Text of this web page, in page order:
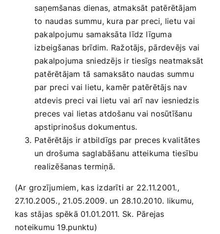
saņemšanas dienas, atmaksāt patērētājam
to naudas summu, kura par preci, lietu vai
pakalpojumu samaksāta līdz līguma
izbeigšanas brīdim. Ražotājs, pārdevējs vai
pakalpojuma sniedzējs ir tiesīgs neatmaksāt
patērētājam tā samaksāto naudas summu
par preci vai lietu, kamēr patērētājs nav
atdevis preci vai lietu vai arī nav iesniedzis
preces vai lietas atdošanu vai nosūtīšanu
apstiprinošus dokumentus.
Patērētājs ir atbildīgs par preces kvalitātes
un drošuma saglabāšanu atteikuma tiesību
realizēšanas termiņā.
(Ar grozījumiem, kas izdarīti ar 22.11.2001.,
27.10.2005., 21.05.2009. un 28.10.2010. likumu,
kas stājas spēkā 01.01.2011. Sk. Pārejas
noteikumu 19.punktu)